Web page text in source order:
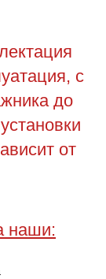
с
до
от
наши: